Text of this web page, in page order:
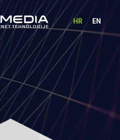
HR EN